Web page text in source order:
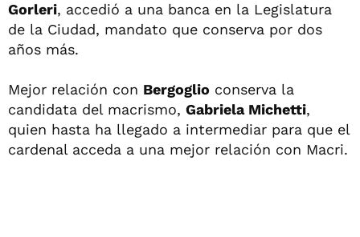
Gorleri, accedió a una banca en la Legislatura
de la Ciudad, mandato que conserva por dos
años más.
Mejor relación con Bergoglio conserva la
candidata del macrismo, Gabriela Michetti,
quien hasta ha llegado a intermediar para que el
cardenal acceda a una mejor relación con Macri.